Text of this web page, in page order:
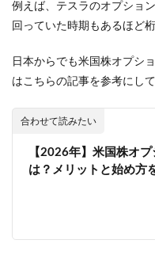
例えば、テスラのオプショ
回っていた時期もあるほど
日本からでも米国株オプシ
はこちらの記事を参考にし
合わせて読みたい
【2026年】米国株オ
は？メリットと始め方